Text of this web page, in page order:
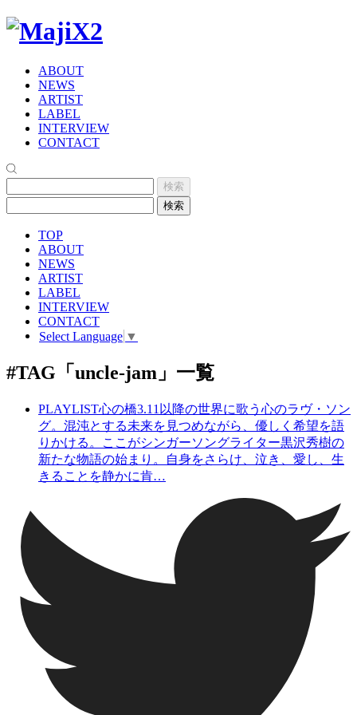
ABOUT
NEWS
ARTIST
LABEL
INTERVIEW
CONTACT
TOP
ABOUT
NEWS
ARTIST
LABEL
INTERVIEW
CONTACT
Select Language ▼
#TAG 「uncle-jam」 一覧
PLAYLIST心の橋3.11以降の世界に歌う心のラヴ・ソン
グ。混沌とする未来を見つめながら、優しく希望を語
りかける。ここがシンガーソングライター黒沢秀樹の
新たな物語の始まり。自身をさらけ、泣き、愛し、生
きることを静かに肯…